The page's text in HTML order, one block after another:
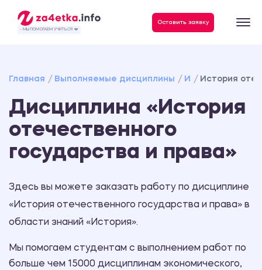
- МЫ ПОМОГАЕМ УЧИТЬСЯ ❤️
Оставить заявку
Главная Выполняемые дисциплины И История
Дисциплина «История
отечественного
государства и права»
Здесь вы можете заказать работу по дисциплине
«История отечественного государства и права» в
области знаний «История».
Мы помогаем студентам с выполнением работ по
больше чем 15000 дисциплинам экономического,